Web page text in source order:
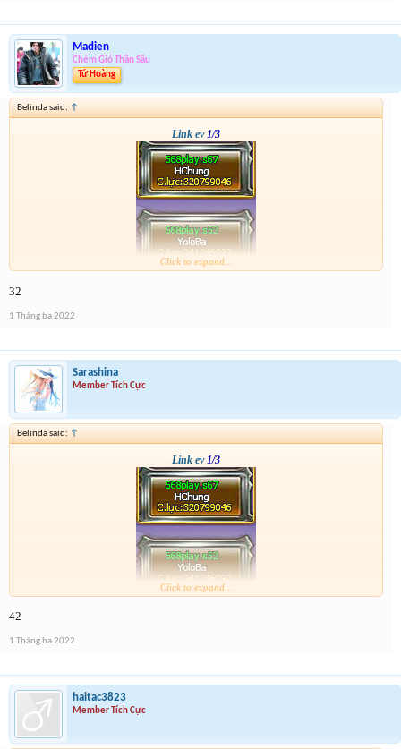
Madien
Chém Gió Thần Sầu
Tứ Hoàng
Belinda said: ↑
Link ev1/3
Click to expand...
32
1 Tháng ba 2022
Sarashina
Member Tích Cực
Belinda said: ↑
Link ev1/3
Click to expand...
42
1 Tháng ba 2022
haitac3823
Member Tích Cực